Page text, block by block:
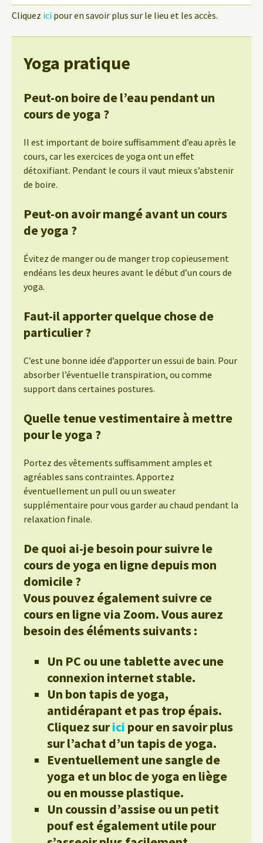
Cliquez ici pour en savoir plus sur le lieu et les accès.
Yoga pratique
Peut-on boire de l’eau pendant un
cours de yoga ?
Il est important de boire suffisamment d’eau après le
cours, car les exercices de yoga ont un effet
détoxifiant. Pendant le cours il vaut mieux s’abstenir
de boire.
Peut-on avoir mangé avant un cours
de yoga ?
Évitez de manger ou de manger trop copieusement
endéans les deux heures avant le début d’un cours de
yoga.
Faut-il apporter quelque chose de
particulier ?
C’est une bonne idée d’apporter un essui de bain. Pour
absorber l’éventuelle transpiration, ou comme
support dans certaines postures.
Quelle tenue vestimentaire à mettre
pour le yoga ?
Portez des vêtements suffisamment amples et
agréables sans contraintes. Apportez
éventuellement un pull ou un sweater
supplémentaire pour vous garder au chaud pendant la
relaxation finale.
De quoi ai-je besoin pour suivre le
cours de yoga en ligne depuis mon
domicile ?
Vous pouvez également suivre ce
cours en ligne via Zoom. Vous aurez
besoin des éléments suivants :
Un PC ou une tablette avec une
connexion internet stable.
Un bon tapis de yoga,
antidérapant et pas trop épais.
Cliquez surici pour en savoir plus
sur l’achat d’un tapis de yoga.
Eventuellement une sangle de
yoga et un bloc de yoga en liège
ou en mousse plastique.
Un coussin d’assise ou un petit
pouf est également utile pour